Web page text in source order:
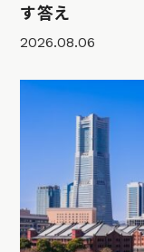
す答え
2026.08.06